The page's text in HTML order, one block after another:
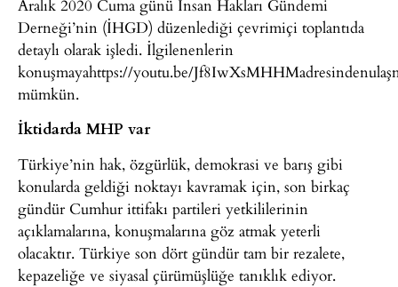
Aralık 2020 Cuma günü İnsan Hakları Gündemi
Derneği’nin (İHGD) düzenlediği çevrimiçi toplantıda
detaylı olarak işledi. İlgilenenlerin
konuşmayahttps://youtu.be/
mümkün.
İktidarda MHP var
Türkiye’nin hak, özgürlük, demokrasi ve barış gibi
konularda geldiği noktayı kavramak için, son birkaç
gündür Cumhur ittifakı partileri yetkililerinin
açıklamalarına, konuşmalarına göz atmak yeterli
olacaktır. Türkiye son dört gündür tam bir rezalete,
kepazeliğe ve siyasal çürümüşlüğe tanıklık ediyor.